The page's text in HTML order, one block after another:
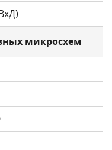
микросхем